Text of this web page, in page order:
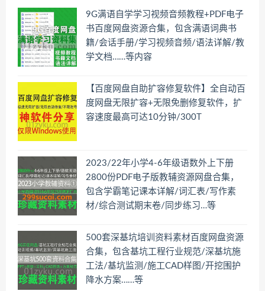
9G满语自学学习视频音频教程+PDF电子
书百度网盘资源合集，包含满语词典书
籍/会话手册/学习视频音频/语法详解/教
学文档……等内容
【百度网盘自助扩容修复软件】全自动百
度网盘无限扩容+无限免删修复软件，扩
容速度最高可达10分钟/300T
2023/22年小学4-6年级语数外上下册
2800份PDF电子版教辅资源网盘合集，
包含学霸笔记课本详解/词汇表/写作素
材/综合测试期末卷/同步练习…等
500套深基坑培训资料素材百度网盘资源
合集，包含基坑工程行业规范/深基坑施
工法/基坑监测/施工CAD样图/开挖围护
降水方案……等